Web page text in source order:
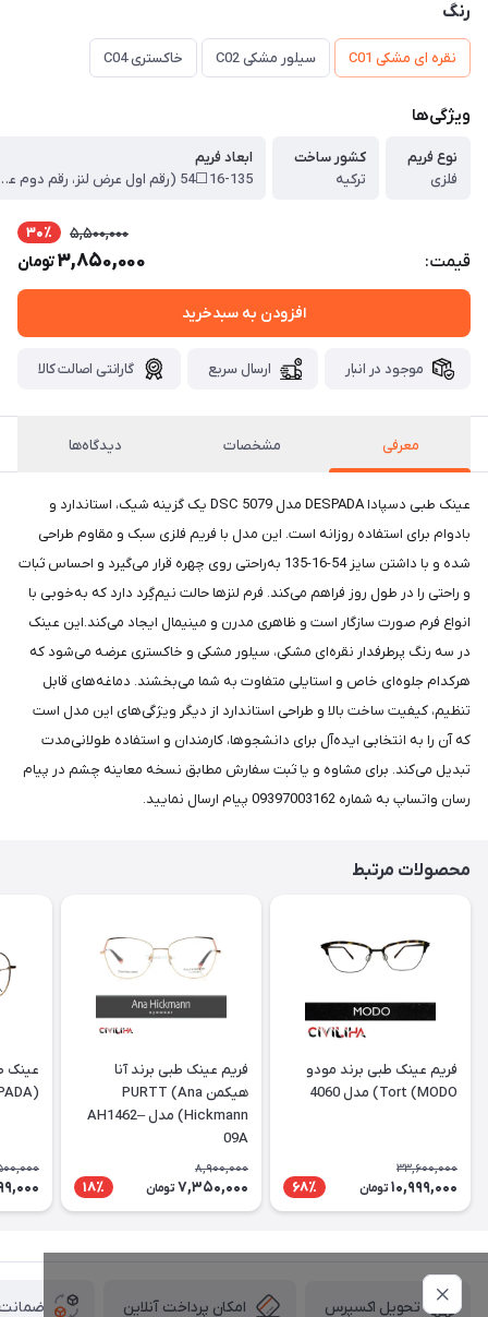
رنگ
نقره ای مشکی C01 سیلور مشکی C02 خاکستری C04
ویژگی‌ها
نوع فریم
فلزی
کشور ساخت
ترکیه
ابعاد فریم
16-135⬜54 (رقم اول عرض لنز،
قیمت:
5,500,000 30٪
3,850,000تومان
افزودن به سبدخرید
موجود در انبار ارسال سریع گارانتی اصالت کالا
معرفی مشخصات دیدگاه‌ها
عینک طبی دسپادا DESPADA مدل DSC 5079 یک گزینه شیک، استاندارد و
بادوام برای استفاده روزانه است. این مدل با فریم فلزی سبک و مقاوم طراحی
شده و با داشتن سایز 54-16-135 به‌راحتی روی چهره قرار می‌گیرد و احساس ثبات
و راحتی را در طول روز فراهم می‌کند. فرم لنزها حالت نیم‌گِرد دارد که به‌خوبی با
انواع فرم صورت سازگار است و ظاهری مدرن و مینیمال ایجاد می‌کند.این عینک
در سه رنگ پرطرفدار نقره‌ای مشکی، سیلور مشکی و خاکستری عرضه می‌شود که
هرکدام جلوه‌ای خاص و استایلی متفاوت به شما می‌بخشند. دماغه‌های قابل
تنظیم، کیفیت ساخت بالا و طراحی استاندارد از دیگر ویژگی‌های این مدل است
که آن را به انتخابی ایده‌آل برای دانشجوها، کارمندان و استفاده طولانی‌مدت
تبدیل می‌کند. برای مشاوه و یا ثبت سفارش مطابق نسخه معاینه چشم در پیام
رسان واتساپ به شماره 09397003162 پیام ارسال نمایید.
محصولات مرتبط
فریم عینک طبی برند مودو
Tort (MODO) مدل 4060
33,600,000
10,999,000 تومان 68٪
فریم عینک طبی برند آنا
هیکمن PURTT (Ana
Hickmann) مدل AH1462–
09A
8,900,000
7,350,000 تومان 18٪
عینک
(DESPADA) مدل DSC 5077
تحویل اکسپرس امکان پرداخت آنلاین ضمانت